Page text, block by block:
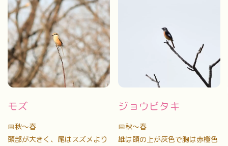
モズ
📅秋〜春
頭部が大きく、尾はスズメより
ジョウビタキ
📅秋〜春
雄は頭の上が灰色で胸は赤橙色